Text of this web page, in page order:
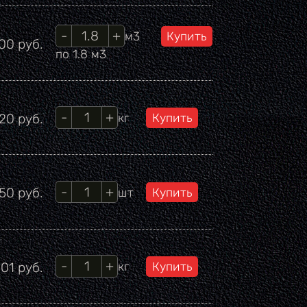
руб.
Кол-во
м3
по 1.8 м3
руб. Кол-во кг
руб. Кол-во шт
руб. Кол-во кг